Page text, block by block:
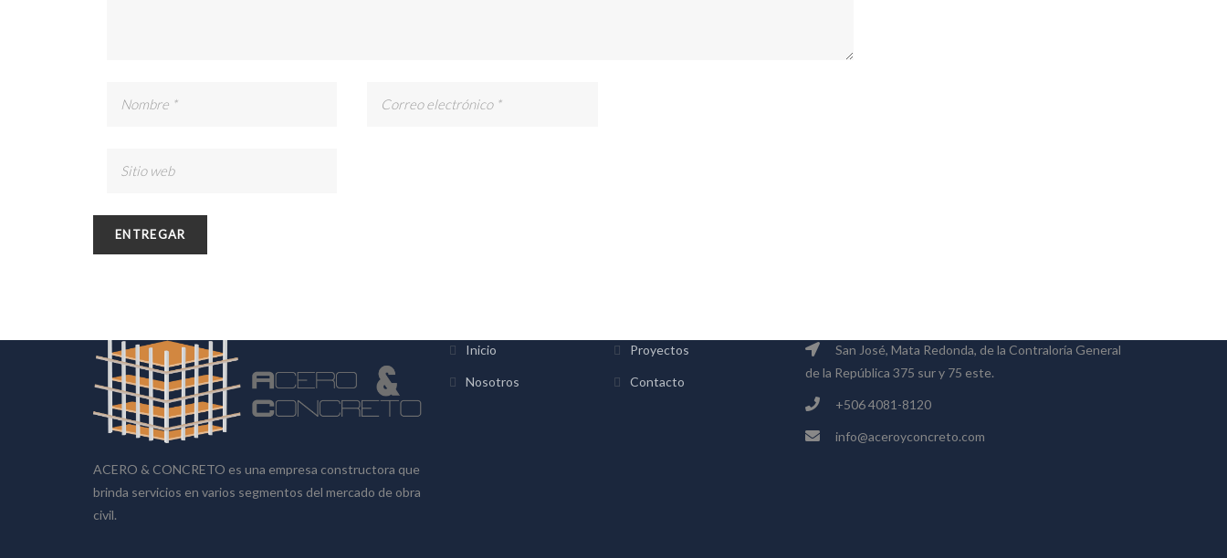
ACERO & CONCRETO es una empresa constructora que
brinda servicios en varios segmentos del mercado de obra
civil.
Inicio Proyectos
Nosotros Contacto
San José, Mata Redonda, de la Contraloría General
de la República 375 sur y 75 este.
+506 4081-8120
info@aceroyconcreto.com